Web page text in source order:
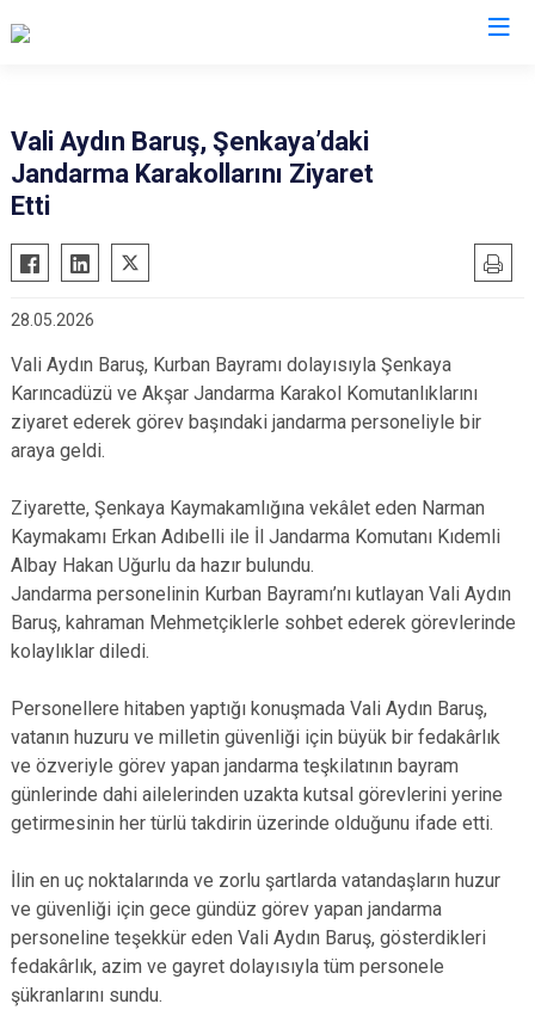
Vali Aydın Baruş, Şenkaya’daki
Jandarma Karakollarını Ziyaret
Etti
28.05.2026
Vali Aydın Baruş, Kurban Bayramı dolayısıyla Şenkaya
Karıncadüzü ve Akşar Jandarma Karakol Komutanlıklarını
ziyaret ederek görev başındaki jandarma personeliyle bir
araya geldi.
Ziyarette, Şenkaya Kaymakamlığına vekâlet eden Narman
Kaymakamı Erkan Adıbelli ile İl Jandarma Komutanı Kıdemli
Albay Hakan Uğurlu da hazır bulundu.
Jandarma personelinin Kurban Bayramı’nı kutlayan Vali Aydın
Baruş, kahraman Mehmetçiklerle sohbet ederek görevlerinde
kolaylıklar diledi.
Personellere hitaben yaptığı konuşmada Vali Aydın Baruş,
vatanın huzuru ve milletin güvenliği için büyük bir fedakârlık
ve özveriyle görev yapan jandarma teşkilatının bayram
günlerinde dahi ailelerinden uzakta kutsal görevlerini yerine
getirmesinin her türlü takdirin üzerinde olduğunu ifade etti.
İlin en uç noktalarında ve zorlu şartlarda vatandaşların huzur
ve güvenliği için gece gündüz görev yapan jandarma
personeline teşekkür eden Vali Aydın Baruş, gösterdikleri
fedakârlık, azim ve gayret dolayısıyla tüm personele
şükranlarını sundu.